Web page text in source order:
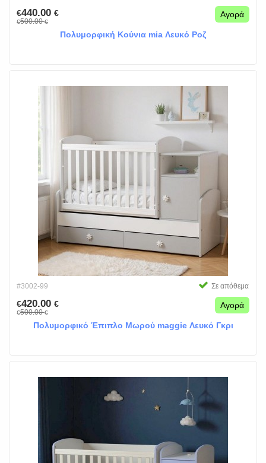
€440.00 €
€500.00€
Αγορά
Πολυμορφική Κούνια mia Λευκό Ροζ
#3002-99 Σε απόθεμα
€420.00 €
€500.00€
Αγορά
Πολυμορφικό Έπιπλο Μωρού maggie Λευκό Γκρι